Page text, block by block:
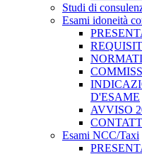
Studi di
Esami idoneità
D'ESAME
AVVISO
Esami NCC/Taxi